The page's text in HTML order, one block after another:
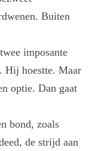
Buiten
imposante
Hij hoestte. Maar
optie. Dan gaat
bond, zoals
de strijd aan